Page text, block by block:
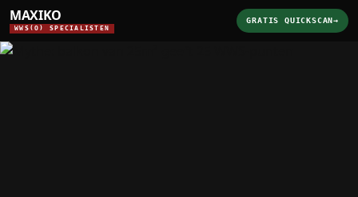
MAXIKO
WWS(O) SPECIALISTEN
GRATIS QUICKSCAN→